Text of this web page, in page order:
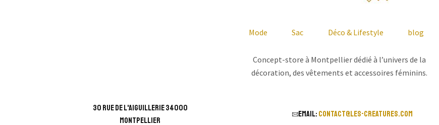
Mode Sac Déco & Lifestyle blog
Concept-store à Montpellier dédié à l’univers de la
décoration, des vêtements et accessoires féminins.
30 rue de l'aiguillerie 34000
Montpellier
Email: contact@les-creatures.com